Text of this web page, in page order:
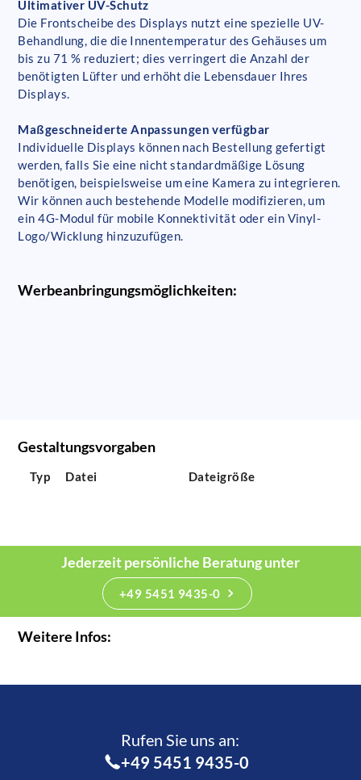
Ultimativer UV-Schutz
Die Frontscheibe des Displays nutzt eine spezielle UV-
Behandlung, die die Innentemperatur des Gehäuses um
bis zu 71 % reduziert; dies verringert die Anzahl der
benötigten Lüfter und erhöht die Lebensdauer Ihres
Displays.
Maßgeschneiderte Anpassungen verfügbar
Individuelle Displays können nach Bestellung gefertigt
werden, falls Sie eine nicht standardmäßige Lösung
benötigen, beispielsweise um eine Kamera zu integrieren.
Wir können auch bestehende Modelle modifizieren, um
ein 4G-Modul für mobile Konnektivität oder ein Vinyl-
Logo/Wicklung hinzuzufügen.
Werbeanbringungsmöglichkeiten:
Gestaltungsvorgaben
Typ Datei Dateigröße
Jederzeit persönliche Beratung unter
+49 5451 9435-0
Weitere Infos:
Rufen Sie uns an:­
+49 5451 9435-0